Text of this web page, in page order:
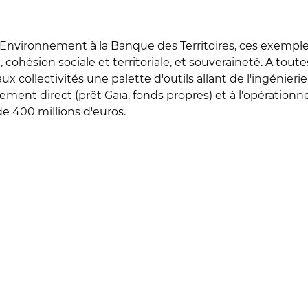
à la Banque des Territoires, ces
sociale et territoriale, et souveraineté. A
collectivités une palette d'outils allant de
direct (prêt Gaïa, fonds propres) et à
400 millions d'euros.